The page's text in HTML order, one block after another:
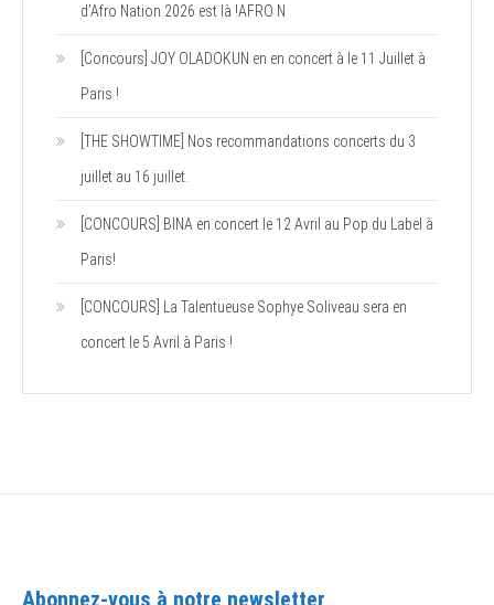
d’Afro Nation 2026 est là !AFRO N
[Concours] JOY OLADOKUN en en concert à le 11 Juillet à
Paris !
[THE SHOWTIME] Nos recommandations concerts du 3
juillet au 16 juillet.
[CONCOURS] BINA en concert le 12 Avril au Pop du Label à
Paris!
[CONCOURS] La Talentueuse Sophye Soliveau sera en
concert le 5 Avril à Paris !
Abonnez-vous à notre newsletter